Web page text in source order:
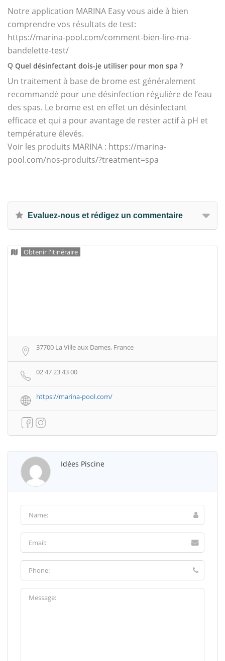
Notre application MARINA Easy vous aide à bien
comprendre vos résultats de test:
https://marina-pool.com/comment-bien-lire-ma-
bandelette-test/
Q Quel désinfectant dois-je utiliser pour mon spa ?
Un traitement à base de brome est généralement
recommandé pour une désinfection régulière de l’eau
des spas. Le brome est en effet un désinfectant
efficace et qui a pour avantage de rester actif à pH et
température élevés.
Voir les produits MARINA : https://marina-
pool.com/nos-produits/?treatment=spa
Evaluez-nous et rédigez un commentaire
Obtenir l'itinéraire
37700 La Ville aux Dames, France
02 47 23 43 00
https://marina-pool.com/
Idées Piscine